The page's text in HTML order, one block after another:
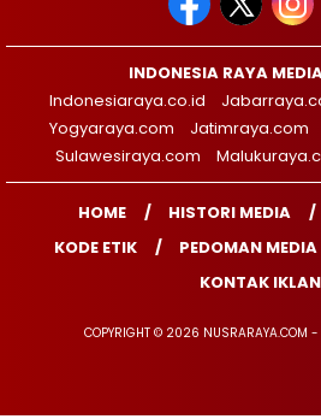
INDONESIA RAYA
Indonesiaraya.co.id
Yogyaraya.com
Jatimraya.com
Sulawesiraya.com
HOME HISTORI MEDIA
KODE ETIK
PEDOMAN MEDIA
KONTAK IKLAN
COPYRIGHT © 2026 NUSRARAYA.COM -